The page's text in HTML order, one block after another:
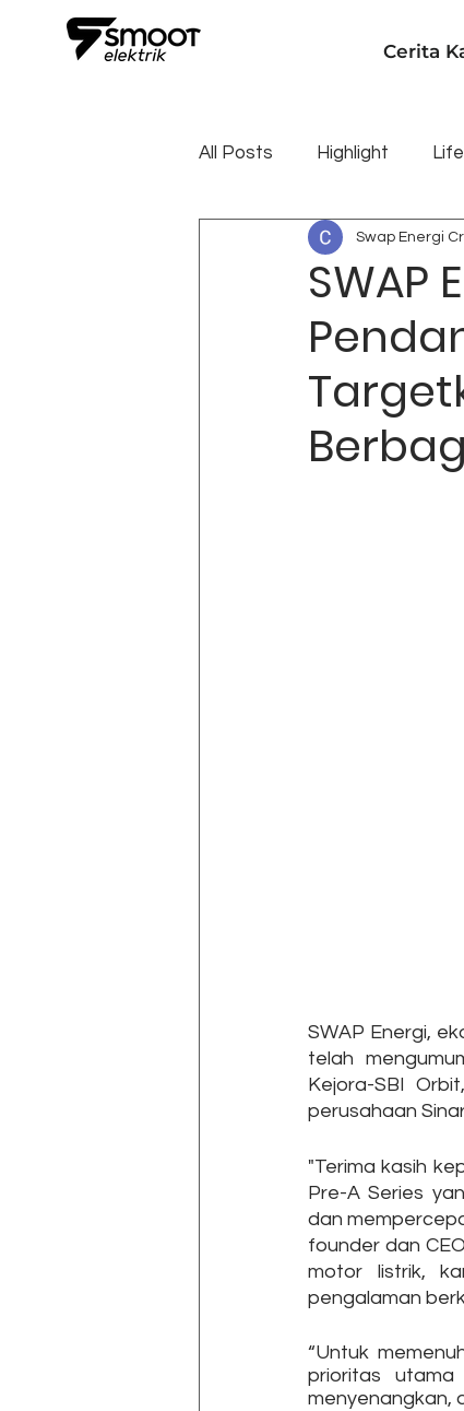
Cerita
All Posts Highlight
SWAP
Swap Energi
SWAP Energi,
telah
Kejora-SBI
perusahaan
"Terima kasih
Pre-A Series
dan
founder dan
motor listrik,
pengalaman
“Untuk
prioritas
menyenangkan,